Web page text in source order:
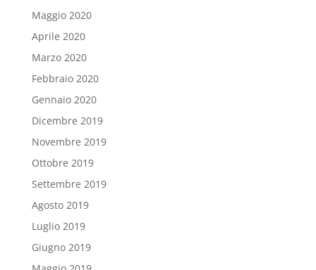
Maggio 2020
Aprile 2020
Marzo 2020
Febbraio 2020
Gennaio 2020
Dicembre 2019
Novembre 2019
Ottobre 2019
Settembre 2019
Agosto 2019
Luglio 2019
Giugno 2019